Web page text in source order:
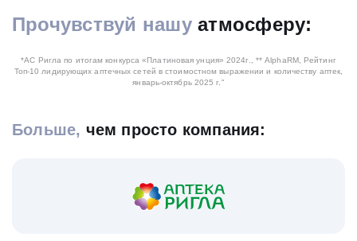
Прочувствуй нашуатмосферу:
Cмотреть видео
*АС Ригла по итогам конкурса «Платиновая унция» 2024г., ** AlphaRM, Рейтинг
Топ-10 лидирующих аптечных сетей в стоимостном выражении и количеству аптек,
январь-октябрь 2025 г."
Больше, чем просто компания: